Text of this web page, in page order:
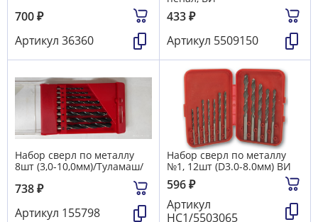
700₽
Артикул 36360
433₽
Артикул 5509150
Набор сверл по металлу
8шт (3,0-10,0мм)/Туламаш/
738₽
Артикул 155798
Набор сверл по металлу
№1, 12шт (D3.0-8.0мм) ВИ
596₽
Артикул
НС1/5503065